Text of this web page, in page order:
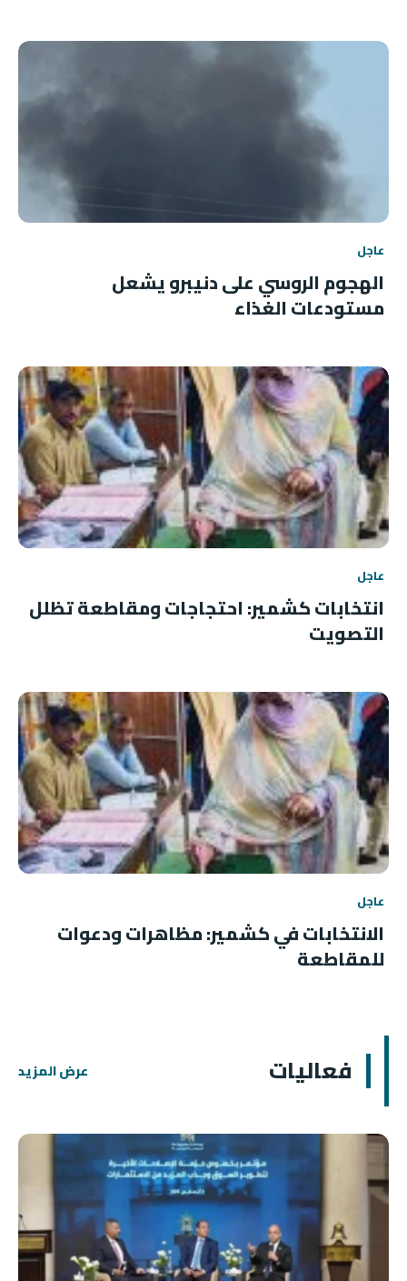
عاجل
الهجوم الروسي على دنيبرو يشعل
مستودعات الغذاء
عاجل
انتخابات كشمير: احتجاجات ومقاطعة تظلل
التصويت
عاجل
الانتخابات في كشمير: مظاهرات ودعوات
للمقاطعة
فعاليات عرض المزيد